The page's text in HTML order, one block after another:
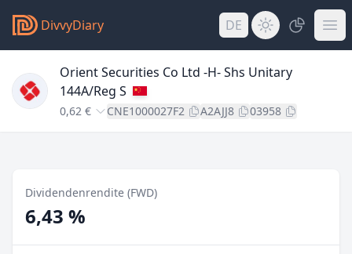
DivvyDiary DE
Orient Securities Co Ltd -H- Shs Unitary
144A/Reg S
0,62 € CNE1000027F2 A2AJJ8 03958
Dividendenrendite (FWD)
6,43 %